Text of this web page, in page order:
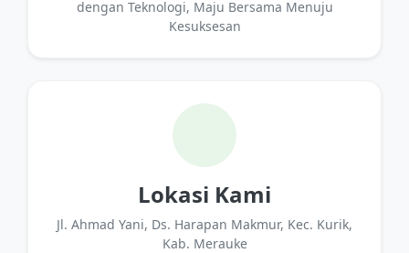
dengan Teknologi, Maju Bersama Menuju
Kesuksesan
Lokasi Kami
Jl. Ahmad Yani, Ds. Harapan Makmur, Kec. Kurik,
Kab. Merauke